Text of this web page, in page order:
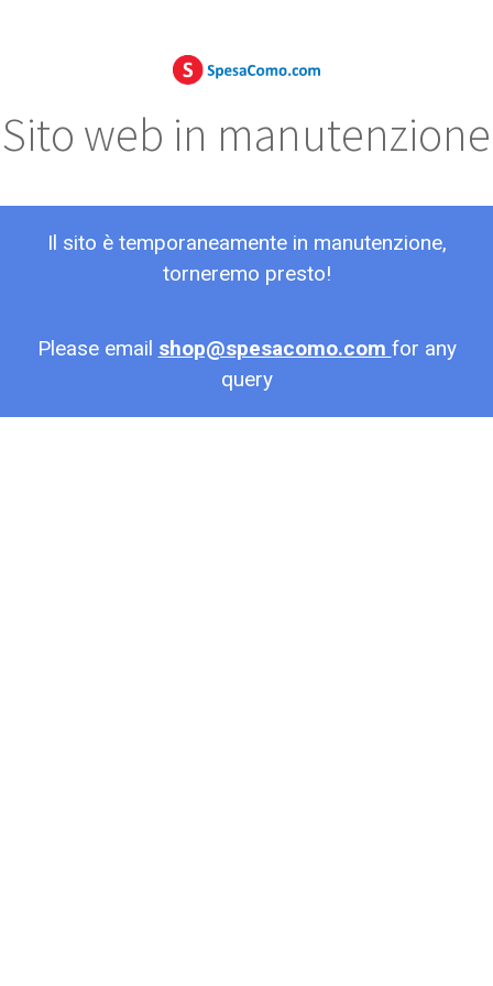
Sito web in manutenzione
Il sito è temporaneamente in manutenzione,
torneremo presto!
Please email shop@spesacomo.com for any
query